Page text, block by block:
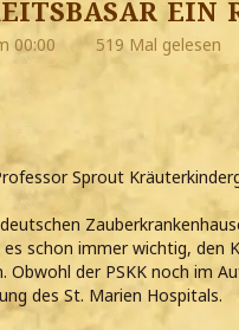
00:00 519 Mal gelesen
Sprout
es schon immer wichtig,
Obwohl der PSKK noch im
des St. Marien Hospitals.